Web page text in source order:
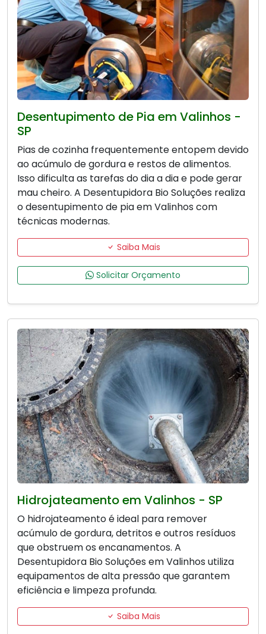
Desentupimento de Pia em Valinhos -
SP
Pias de cozinha frequentemente entopem devido
ao acúmulo de gordura e restos de alimentos.
Isso dificulta as tarefas do dia a dia e pode gerar
mau cheiro. A Desentupidora Bio Soluções realiza
o desentupimento de pia em Valinhos com
técnicas modernas.
Saiba Mais
Solicitar Orçamento
Hidrojateamento em Valinhos - SP
O hidrojateamento é ideal para remover
acúmulo de gordura, detritos e outros resíduos
que obstruem os encanamentos. A
Desentupidora Bio Soluções em Valinhos utiliza
equipamentos de alta pressão que garantem
eficiência e limpeza profunda.
Saiba Mais